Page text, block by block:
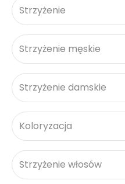
Strzyżenie
Strzyżenie męskie
Strzyżenie damskie
Koloryzacja
Strzyżenie włosów